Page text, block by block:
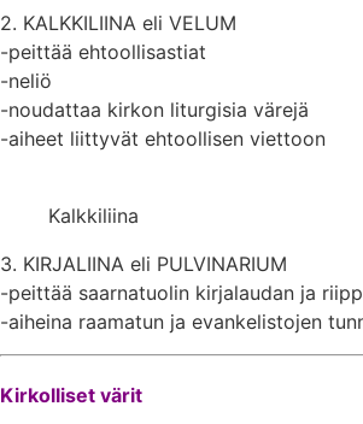
2. KALKKILIINA eli VELUM
-peittää ehtoollisastiat
-neliö
-noudattaa kirkon liturgisia värejä
-aiheet liittyvät ehtoollisen viettoon
Kalkkiliina
3. KIRJALIINA eli PULVINARIUM
-peittää saarnatuolin kirjalaudan ja
-aiheina raamatun ja evankelistojen
Kirkolliset värit